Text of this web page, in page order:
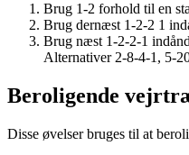
Brug 1-2 forhold til en
Brug dernæst 1-2-2 1
Brug næst 1-2-2-1
Alternativer 2-8-4-1, 5-
Beroligende
Disse øvelser bruges til at